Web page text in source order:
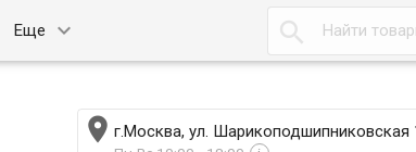
Еще 
 г.Москва, ул. Шарикоподшипниковская